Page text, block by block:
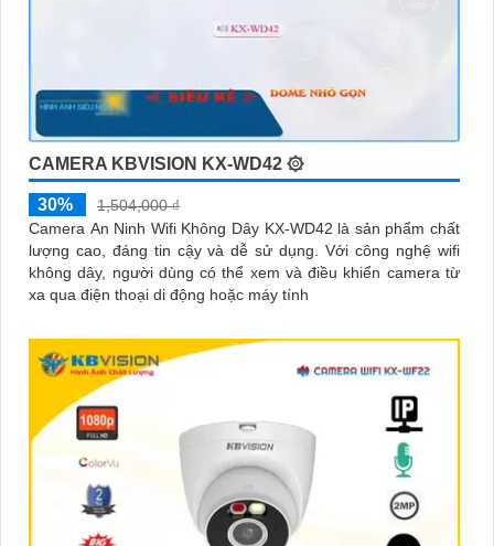
CAMERA KBVISION KX-WD42 ۞
30%
1,504,000 ₫
Camera An Ninh Wifi Không Dây KX-WD42 là sản phẩm chất
lượng cao, đáng tin cậy và dễ sử dụng. Với công nghệ wifi
không dây, người dùng có thể xem và điều khiển camera từ
xa qua điện thoại di động hoặc máy tính